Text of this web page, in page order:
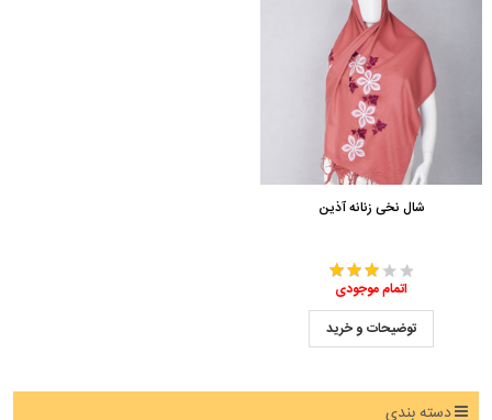
شال نخی زنانه آذین
اتمام موجودی
توضیحات و خرید
دسته بندی